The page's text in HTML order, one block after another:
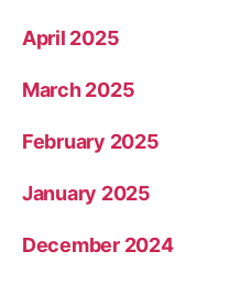
April 2025
March 2025
February 2025
January 2025
December 2024